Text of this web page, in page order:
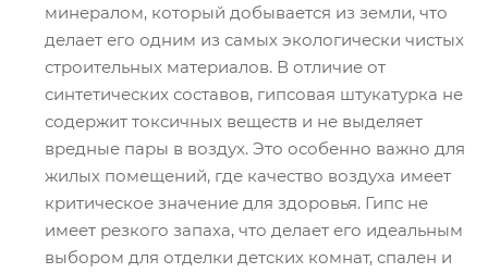
минералом, который добывается из земли, что
делает его одним из самых экологически чистых
строительных материалов. В отличие от
синтетических составов, гипсовая штукатурка не
содержит токсичных веществ и не выделяет
вредные пары в воздух. Это особенно важно для
жилых помещений, где качество воздуха имеет
критическое значение для здоровья. Гипс не
имеет резкого запаха, что делает его идеальным
выбором для отделки детских комнат, спален и